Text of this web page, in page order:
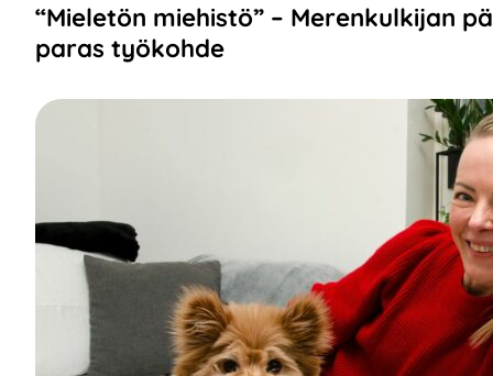
“Mieletön miehistö” – Merenkulkijan
paras työkohde